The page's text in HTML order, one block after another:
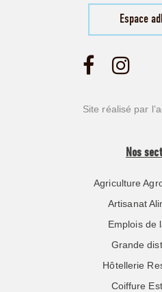
Espace
Site réalisé par
Nos
Agriculture
Artisanat
Emplois de
Grande
Hôtellerie
Coiffure